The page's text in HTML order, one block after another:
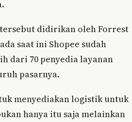
didirikan oleh Forrest
saat ini Shopee sudah
dari 70 penyedia layanan
pasarnya.
menyediakan logistik untuk
hanya itu saja melainkan